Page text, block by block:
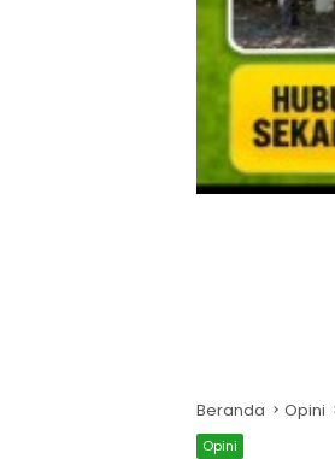
Beranda Opini
Opini